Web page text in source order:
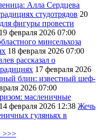
Алла Сердцева
студотрядов 20
фигуры провести
19 февраля 2026 07:00
минсельхоза
18 февраля 2026 07:00
рассказал о
17 февраля 2026
блин: известный шеф-
2026 07:00
масленичные
14 февраля 2026 12:38 Жечь
гуляньях в
>>>